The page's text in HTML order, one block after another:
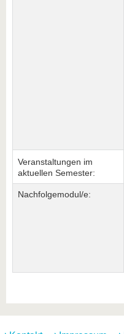
Veranstaltungen im
aktuellen Semester:
Nachfolgemodul/e: